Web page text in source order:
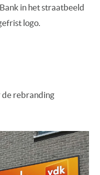
in het straatbeeld
logo.
de rebranding